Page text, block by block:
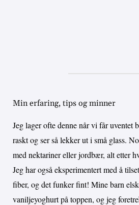
Min erfaring, tips og minner
Jeg lager ofte denne når vi får uventet
raskt og ser så lekker ut i små glass.
med nektariner eller jordbær, alt etter
Jeg har også eksperimentert med å
fiber, og det funker fint! Mine barn
vaniljeyoghurt på toppen, og jeg